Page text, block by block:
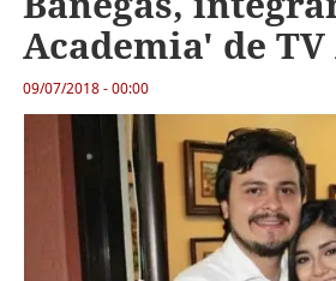
Academia' de TV
09/07/2018 - 00:00